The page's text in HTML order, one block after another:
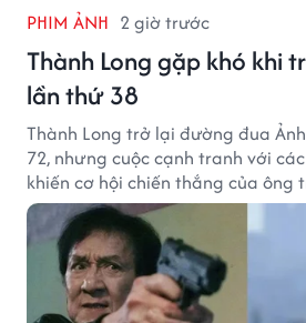
PHIM ẢNH 2 giờ trước
Thành Long gặp khó khi
lần thứ 38
Thành Long trở lại đường đua
72, nhưng cuộc cạnh tranh với
khiến cơ hội chiến thắng của ông